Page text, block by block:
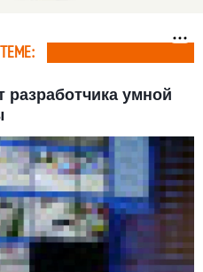
разработчика умной